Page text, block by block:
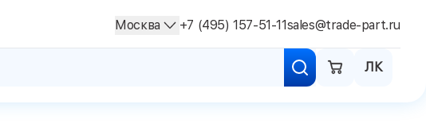
ЛК
Москва +7 (495) 157-51-11sales@trade-part.ru